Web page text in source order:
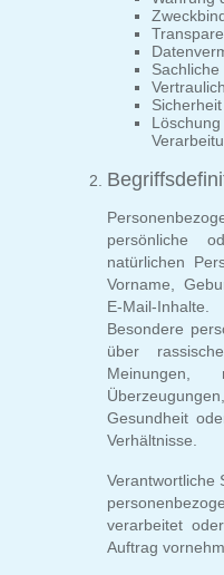
persönliche
natürlichen
Vorname,
E-Mail-Inhalte.
Besondere
über
Meinungen,
Gesundheit
Verhältnisse.
Verantwortliche
verarbeitet
Auftrag